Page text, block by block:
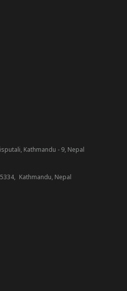
Kathmandu - 9, Nepal
Kathmandu, Nepal